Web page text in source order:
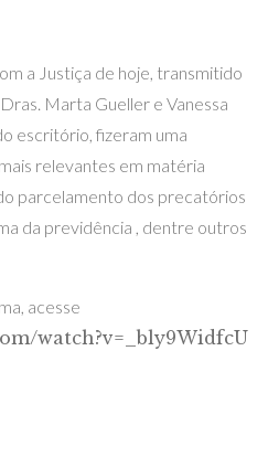
a Justiça de hoje, transmitido
Marta Gueller e Vanessa
escritório, fizeram uma
relevantes em matéria
parcelamento dos precatórios
da previdência , dentre outros
acesse
watch?v=_bly9WidfcU